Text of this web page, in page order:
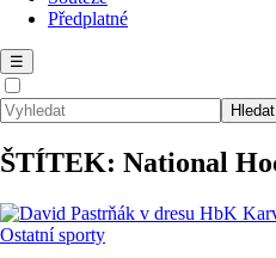
Předplatné
☰
ŠTÍTEK: National
Ostatní sporty